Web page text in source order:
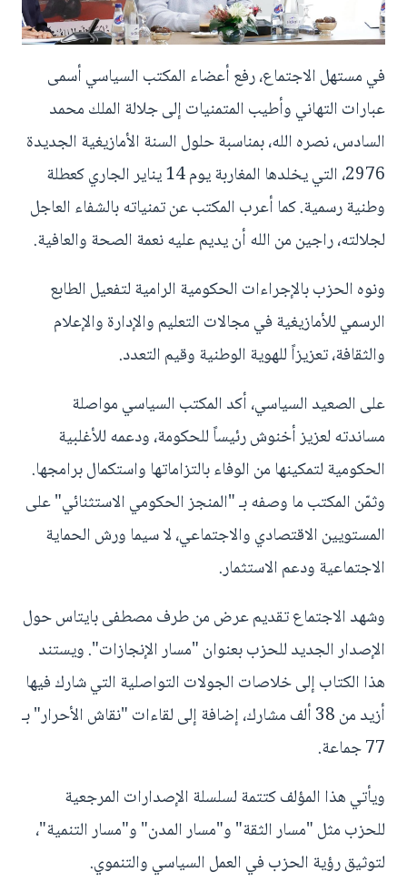
في مستهل الاجتماع، رفع أعضاء المكتب السياسي أسمى
عبارات التهاني وأطيب المتمنيات إلى جلالة الملك محمد
السادس، نصره الله، بمناسبة حلول السنة الأمازيغية الجديدة
2976، التي يخلدها المغاربة يوم 14 يناير الجاري كعطلة
وطنية رسمية. كما أعرب المكتب عن تمنياته بالشفاء العاجل
لجلالته، راجين من الله أن يديم عليه نعمة الصحة والعافية.
ونوه الحزب بالإجراءات الحكومية الرامية لتفعيل الطابع
الرسمي للأمازيغية في مجالات التعليم والإدارة والإعلام
والثقافة، تعزيزاً للهوية الوطنية وقيم التعدد.
على الصعيد السياسي، أكد المكتب السياسي مواصلة
مساندته لعزيز أخنوش رئيساً للحكومة، ودعمه للأغلبية
الحكومية لتمكينها من الوفاء بالتزاماتها واستكمال برامجها.
وثمّن المكتب ما وصفه بـ "المنجز الحكومي الاستثنائي" على
المستويين الاقتصادي والاجتماعي، لا سيما ورش الحماية
الاجتماعية ودعم الاستثمار.
وشهد الاجتماع تقديم عرض من طرف مصطفى بايتاس حول
الإصدار الجديد للحزب بعنوان "مسار الإنجازات". ويستند
هذا الكتاب إلى خلاصات الجولات التواصلية التي شارك فيها
أزيد من 38 ألف مشارك، إضافة إلى لقاءات "نقاش الأحرار" بـ
77 جماعة.
ويأتي هذا المؤلف كتتمة لسلسلة الإصدارات المرجعية
للحزب مثل "مسار الثقة" و"مسار المدن" و"مسار التنمية"،
لتوثيق رؤية الحزب في العمل السياسي والتنموي.